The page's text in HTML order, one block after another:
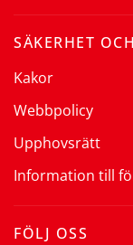
SÄKERHET
Kakor
Webbpolicy
Upphovsrätt
Information till
FÖLJ OSS